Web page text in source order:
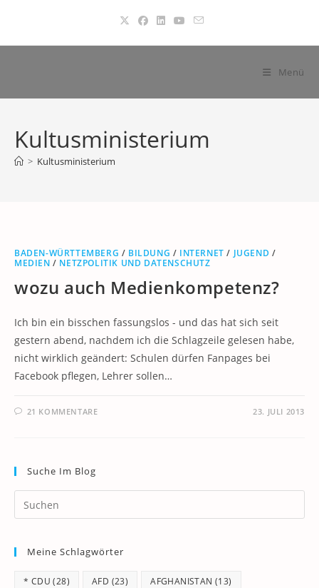
springen
Menü
Kultusministerium
> Kultusministerium
BADEN-WÜRTTEMBERG / BILDUNG / INTERNET / JUGEND /
MEDIEN / NETZPOLITIK UND DATENSCHUTZ
wozu auch Medienkompetenz?
Ich bin ein bisschen fassungslos - und das hat sich seit
gestern abend, nachdem ich die Schlagzeile gelesen habe,
nicht wirklich geändert: Schulen dürfen Fanpages bei
Facebook pflegen, Lehrer sollen…
21 KOMMENTARE 23. JULI 2013
Suche Im Blog
Meine Schlagwörter
* CDU (28) AFD (23) AFGHANISTAN (13)